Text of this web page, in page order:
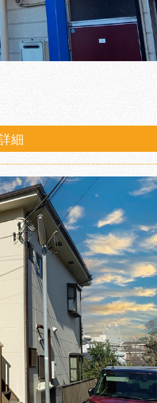
細